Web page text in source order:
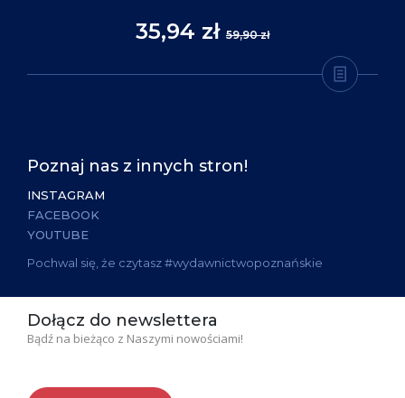
35,94 zł 59,90 zł
Poznaj nas z innych stron!
INSTAGRAM
FACEBOOK
YOUTUBE
Pochwal się, że czytasz #wydawnictwopoznańskie
Dołącz do newslettera
Bądź na bieżąco z Naszymi nowościami!